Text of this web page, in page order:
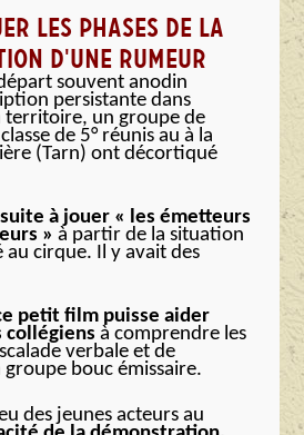
LES PHASES DE LA
D'UNE RUMEUR
souvent anodin
persistante dans
territoire, un groupe de
de 5° réunis au à la
(Tarn) ont décortiqué
à jouer « les émetteurs
» à partir de la situation
au cirque. Il y avait des
petit film puisse aider
collégiens à comprendre les
verbale et de
groupe bouc émissaire.
des jeunes acteurs au